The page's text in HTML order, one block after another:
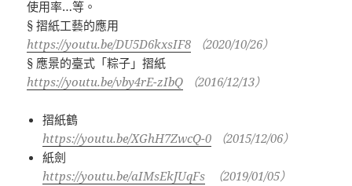
使用率…等。
§ 摺紙工藝的應用
https://youtu.be/DU5D6kxsIF8
（2020/10/26）
§ 應景的臺式「粽子」摺紙
https://youtu.be/vby4rE-zIbQ
（2016/12/13）
摺紙鶴
https://youtu.be/XGhH7ZwcQ-0
（2015/12/06）
紙劍
https://youtu.be/aIMsEkJUqFs
（2019/01/05）